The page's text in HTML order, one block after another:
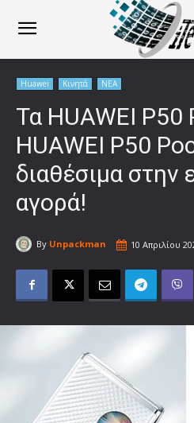
Huawei Κινητά ΝΕΑ
Τα HUAWEI P50
HUAWEI P50
διαθέσιμα στην
αγορά!
By Unpackman 10 Απριλίου